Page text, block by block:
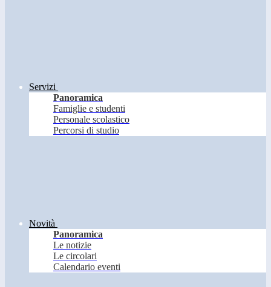
Servizi
Panoramica
Famiglie e studenti
Personale scolastico
Percorsi di studio
Novità
Panoramica
Le notizie
Le circolari
Calendario eventi